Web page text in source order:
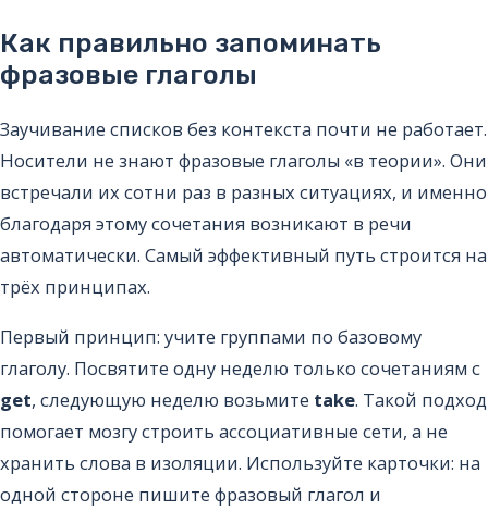
Как правильно запоминать
фразовые глаголы
Заучивание списков без контекста почти не работает.
Носители не знают фразовые глаголы «в теории». Они
встречали их сотни раз в разных ситуациях, и именно
благодаря этому сочетания возникают в речи
автоматически. Самый эффективный путь строится на
трёх принципах.
Первый принцип: учите группами по базовому
глаголу. Посвятите одну неделю только сочетаниям с
get, следующую неделю возьмите take. Такой подход
помогает мозгу строить ассоциативные сети, а не
хранить слова в изоляции. Используйте карточки: на
одной стороне пишите фразовый глагол и